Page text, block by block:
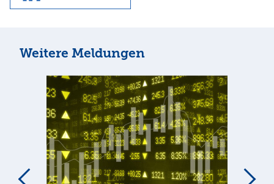
Weitere Meldungen